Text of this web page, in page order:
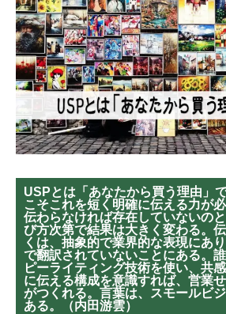
USPとは「あなたから買う理由」
こそこれを短く明確に伝える力が
伝わらなければ存在していないの
び方次第で結果は大きく変わる。
くは、抽象的で業界的な表現にあ
で翻訳されていないことにある。
ピーライティング技術を使い、共
に伝える構成を意識すれば、営業
がつくれる。言葉は、スモールビ
ある。（内田游雲）